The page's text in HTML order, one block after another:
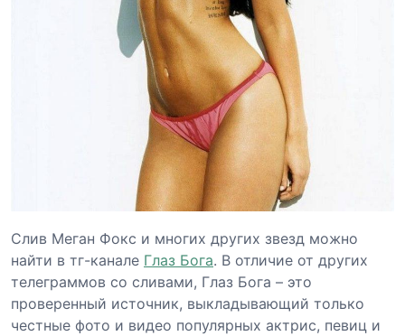
Слив Меган Фокс и многих других звезд можно
найти в тг-канале Глаз Бога. В отличие от других
телеграммов со сливами, Глаз Бога – это
проверенный источник, выкладывающий только
честные фото и видео популярных актрис, певиц и